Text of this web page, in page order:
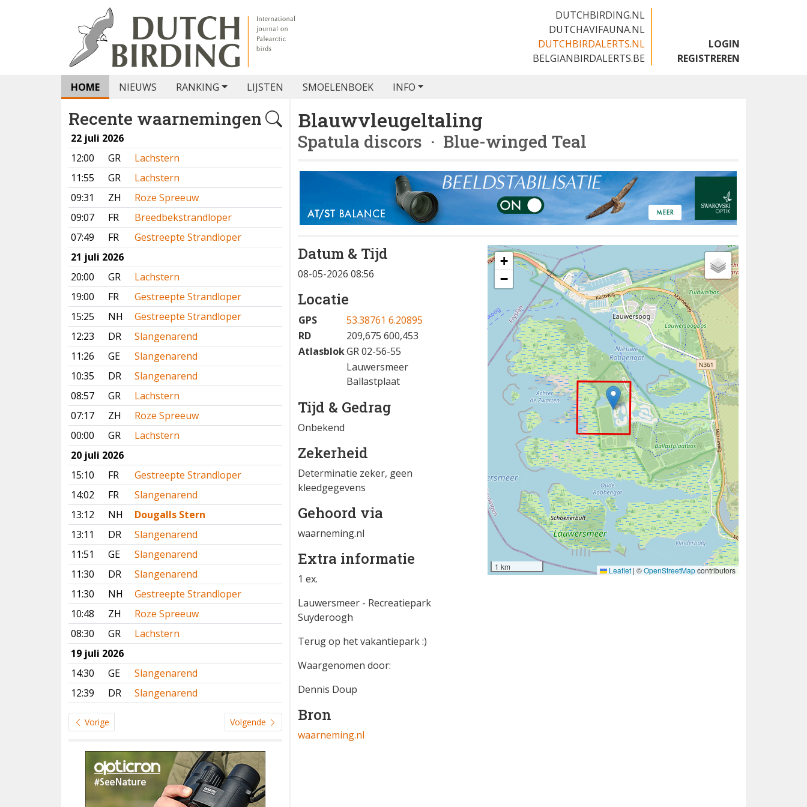
DUTCHBIRDING.NL
DUTCHAVIFAUNA.NL
DUTCHBIRDALERTS.NL
BELGIANBIRDALERTS.BE
LOGIN
REGISTREREN
HOME NIEUWS RANKING LIJSTEN SMOELENBOEK INFO
Recente waarnemingen
22 juli 2026
12:00
GR
Lachstern
11:55
GR
Lachstern
09:31
ZH
Roze Spreeuw
09:07
FR
Breedbekstrandloper
07:49
FR
Gestreepte Strandloper
21 juli 2026
20:00
GR
Lachstern
19:00
FR
Gestreepte Strandloper
15:25
NH
Gestreepte Strandloper
12:23
DR
Slangenarend
11:26
GE
Slangenarend
10:35
DR
Slangenarend
08:57
GR
Lachstern
07:17
ZH
Roze Spreeuw
00:00
GR
Lachstern
20 juli 2026
15:10
FR
Gestreepte Strandloper
14:02
FR
Slangenarend
13:12
NH
Dougalls Stern
13:11
DR
Slangenarend
11:51
GE
Slangenarend
11:30
DR
Slangenarend
11:30
NH
Gestreepte Strandloper
10:48
ZH
Roze Spreeuw
08:30
GR
Lachstern
19 juli 2026
14:30
GE
Slangenarend
12:39
DR Slangenarend
Vorige Volgende
Blauwvleugeltaling
Spatula discors · Blue-winged Teal
Datum & Tijd
08-05-2026 08:56
Locatie
GPS
53.38761 6.20895
RD
209,675 600,453
AtlasblokGR 02-56-55
Lauwersmeer
Ballastplaat
Tijd & Gedrag
Onbekend
Zekerheid
Determinatie zeker, geen
kleedgegevens
Gehoord via
waarneming.nl
Extra informatie
1 ex.
Lauwersmeer - Recreatiepark
Suyderoogh
Terug op het vakantiepark :)
Waargenomen door:
Dennis Doup
Bron
waarneming.nl
+
−
1 km Leaflet | ©OpenStreetMapcontributors